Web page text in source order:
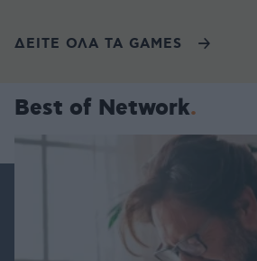
ΔΕΙΤΕ ΟΛΑ ΤΑ GAMES
Best of Network